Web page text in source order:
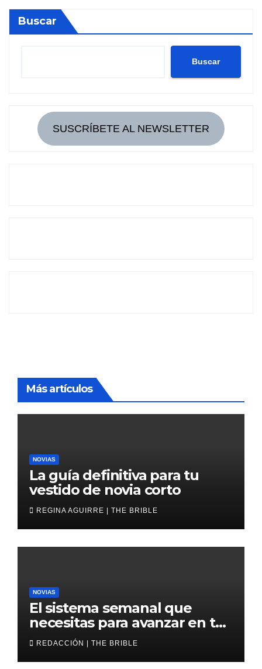
Buscar
Buscar
SUSCRÍBETE AL NEWSLETTER
Más artículos
NOVIAS
La guía definitiva para tu
vestido de novia corto
REGINA AGUIRRE | THE BRIBLE
NOVIAS
El sistema semanal que
necesitas para avanzar en tu
boda
REDACCIÓN | THE BRIBLE